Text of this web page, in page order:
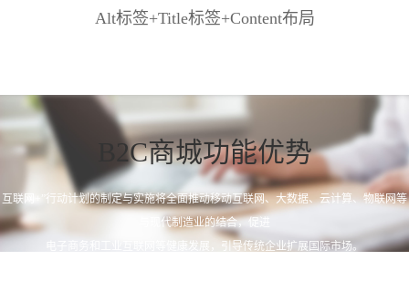
Alt标签+Title标签+Content布局
B2C商城功能优势
互联网+”行动计划的制定与实施将全面推动移动互联网、大数据、云计算、物联网等
与现代制造业的结合，促进
电子商务和工业互联网等健康发展，引导传统企业扩展国际市场。